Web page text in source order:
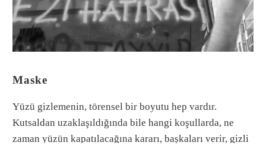
Maske
Yüzü gizlemenin, törensel bir boyutu hep vardır.
Kutsaldan uzaklaşıldığında bile hangi koşullarda, ne
zaman yüzün kapatılacağına kararı, başkaları verir, gizli